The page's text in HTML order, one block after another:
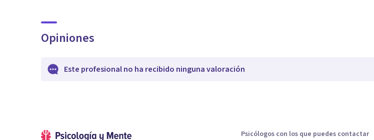
Opiniones
Este profesional no ha recibido ninguna valoración
Psicólogos con los que puedes contactar